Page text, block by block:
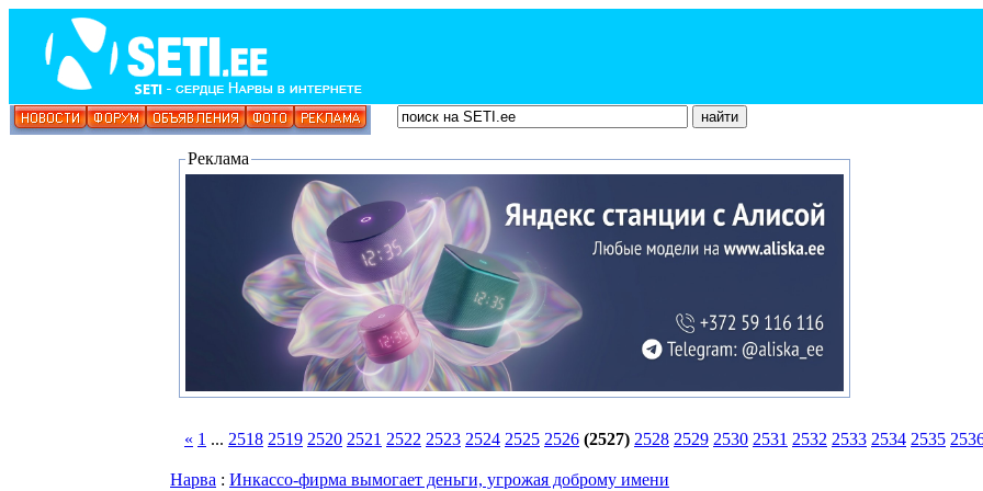
Реклама
« 1 ... 2518 2519 2520 2521 2522 2523 2524 2525 2526 (2527) 2528 2529 2530 2531 2532 2533 2534 2535
Нарва : Инкассо-фирма вымогает деньги, угрожая доброму имени